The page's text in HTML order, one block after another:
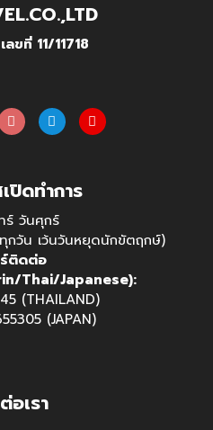
ขที่ 11/11718
ปิดทำการ
ร์ วันศุกร์
วัน เว้นวันหยุดนักขัตฤกษ์)
ร์ติดต่อ
Thai/Japanese):
(THAILAND)
(JAPAN)
อเรา